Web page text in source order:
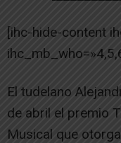
[ihc-hide-content
El tudelano
de abril el premio
Musical que